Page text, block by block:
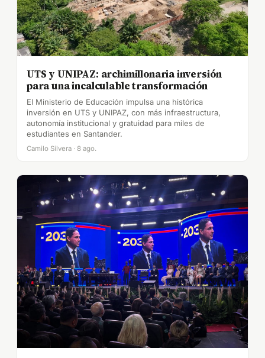
UTS y UNIPAZ: archimillonaria inversión
para una incalculable transformación
El Ministerio de Educación impulsa una histórica
inversión en UTS y UNIPAZ, con más infraestructura,
autonomía institucional y gratuidad para miles de
estudiantes en Santander.
Camilo Silvera · 8 ago.